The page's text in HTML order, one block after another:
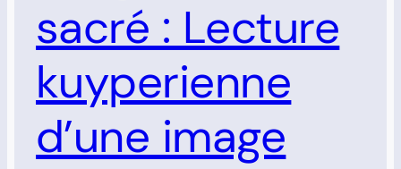
sacré : Lecture
kuyperienne
d’une image